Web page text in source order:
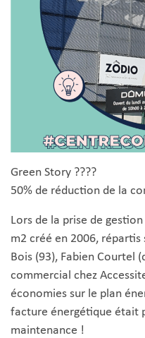
Green Story ????
50% de réduction de la
Lors de la prise de
m2 créé en 2006, répartis
Bois (93), Fabien Courtel
commercial chez
économies sur le plan
facture énergétique était
maintenance !